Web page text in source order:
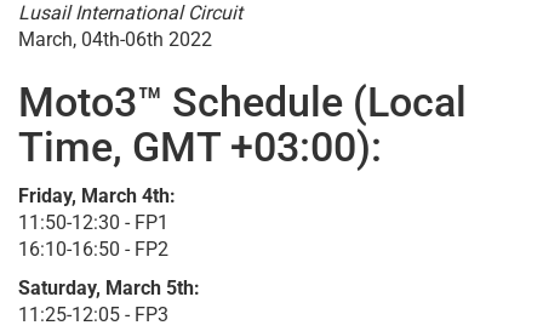
Lusail International Circuit
March, 04th-06th 2022
Moto3™ Schedule (Local
Time, GMT +03:00):
Friday, March 4th:
11:50-12:30 - FP1
16:10-16:50 - FP2
Saturday, March 5th:
11:25-12:05 - FP3